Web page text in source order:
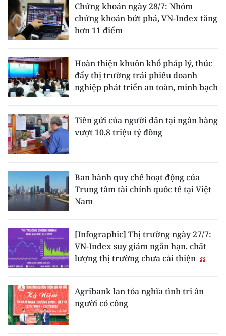
Chứng khoán ngày 28/7: Nhóm
chứng khoán bứt phá, VN-Index tăng
hơn 11 điểm
Hoàn thiện khuôn khổ pháp lý, thúc
đẩy thị trường trái phiếu doanh
nghiệp phát triển an toàn, minh bạch
Tiền gửi của người dân tại ngân hàng
vượt 10,8 triệu tỷ đồng
Ban hành quy chế hoạt động của
Trung tâm tài chính quốc tế tại Việt
Nam
[Infographic] Thị trường ngày 27/7:
VN-Index suy giảm ngắn hạn, chất
lượng thị trường chưa cải thiện
Agribank lan tỏa nghĩa tình tri ân
người có công